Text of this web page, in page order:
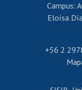
Postulación
Campus:
Eloísa
+56 2